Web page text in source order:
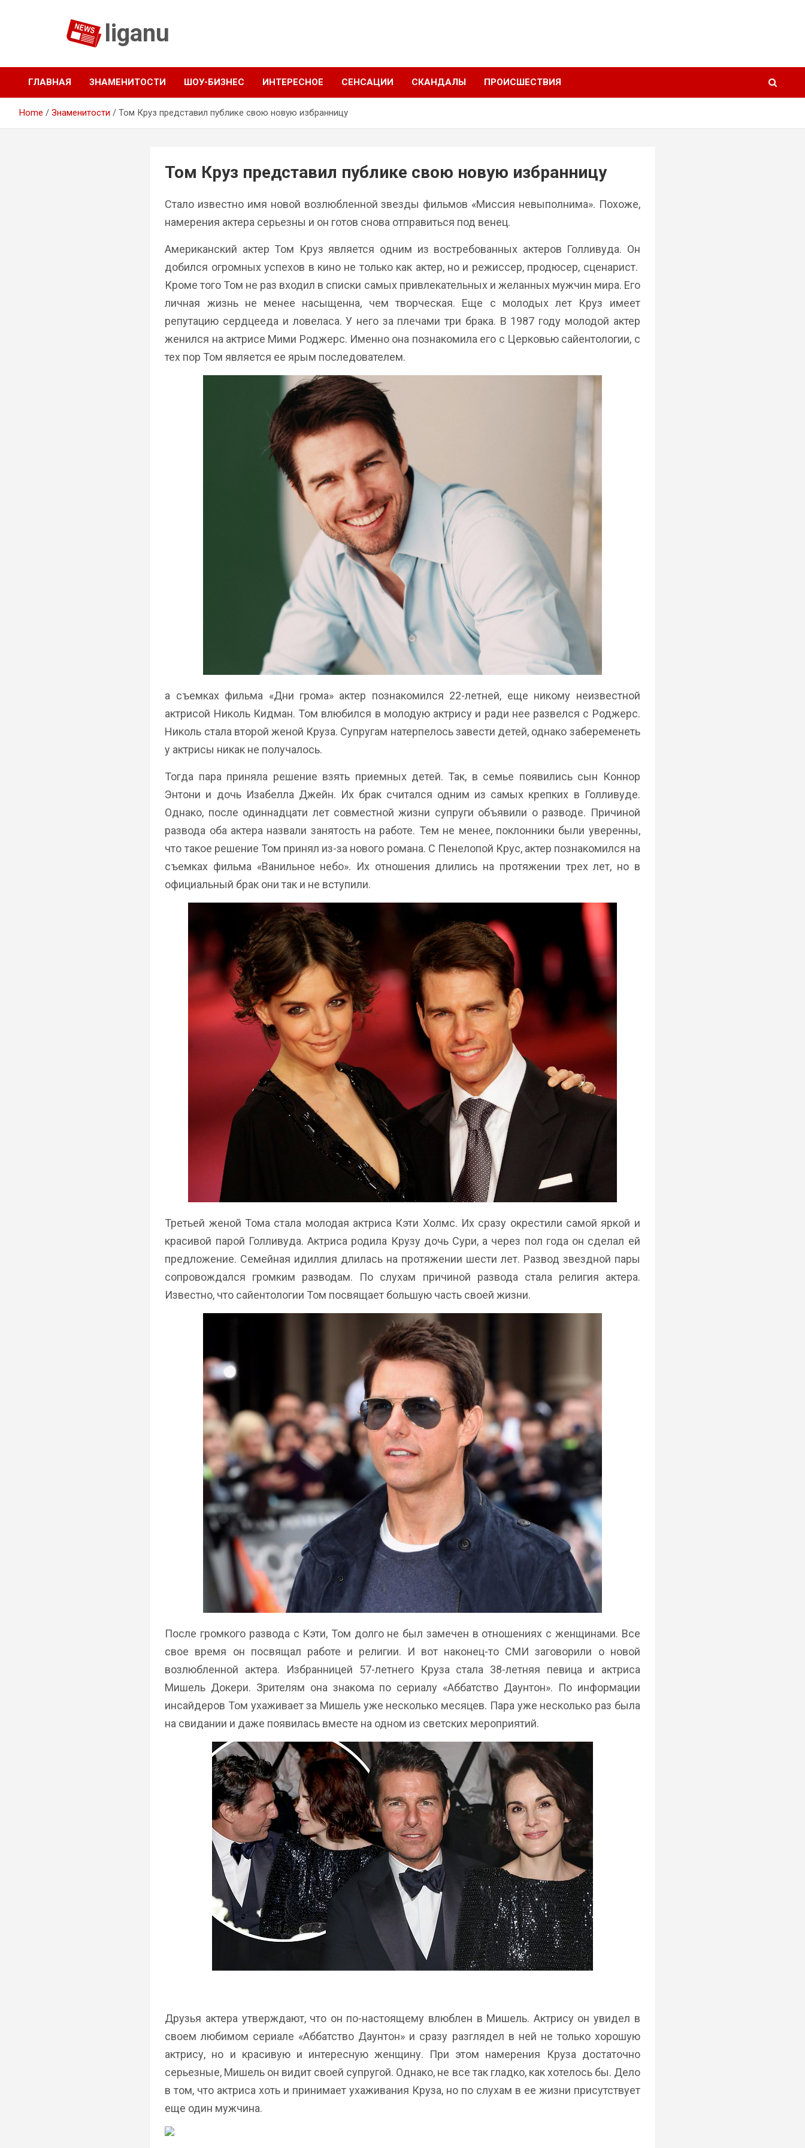
liganu
ГЛАВНАЯ ЗНАМЕНИТОСТИ ШОУ-БИЗНЕС ИНТЕРЕСНОЕ СЕНСАЦИИ СКАНДАЛЫ ПРОИСШЕСТВИЯ
Home Знаменитости Том Круз представил публике свою новую избранницу
Том Круз представил публике свою новую избранницу
Стало известно имя новой возлюбленной звезды фильмов «Миссия невыполнима». Похоже,
намерения актера серьезны и он готов снова отправиться под венец.
Американский актер Том Круз является одним из востребованных актеров Голливуда. Он
добился огромных успехов в кино не только как актер, но и режиссер, продюсер, сценарист.
Кроме того Том не раз входил в списки самых привлекательных и желанных мужчин мира. Его
личная жизнь не менее насыщенна, чем творческая. Еще с молодых лет Круз имеет
репутацию сердцееда и ловеласа. У него за плечами три брака. В 1987 году молодой актер
женился на актрисе Мими Роджерс. Именно она познакомила его с Церковью сайентологии, с
тех пор Том является ее ярым последователем.
а съемках фильма «Дни грома» актер познакомился 22-летней, еще никому неизвестной
актрисой Николь Кидман. Том влюбился в молодую актрису и ради нее развелся с Роджерс.
Николь стала второй женой Круза. Супругам натерпелось завести детей, однако забеременеть
у актрисы никак не получалось.
Тогда пара приняла решение взять приемных детей. Так, в семье появились сын Коннор
Энтони и дочь Изабелла Джейн. Их брак считался одним из самых крепких в Голливуде.
Однако, после одиннадцати лет совместной жизни супруги объявили о разводе. Причиной
развода оба актера назвали занятость на работе. Тем не менее, поклонники были уверенны,
что такое решение Том принял из-за нового романа. С Пенелопой Крус, актер познакомился на
съемках фильма «Ванильное небо». Их отношения длились на протяжении трех лет, но в
официальный брак они так и не вступили.
Третьей женой Тома стала молодая актриса Кэти Холмс. Их сразу окрестили самой яркой и
красивой парой Голливуда. Актриса родила Крузу дочь Сури, а через пол года он сделал ей
предложение. Семейная идиллия длилась на протяжении шести лет. Развод звездной пары
сопровождался громким разводам. По слухам причиной развода стала религия актера.
Известно, что сайентологии Том посвящает большую часть своей жизни.
После громкого развода с Кэти, Том долго не был замечен в отношениях с женщинами. Все
свое время он посвящал работе и религии. И вот наконец-то СМИ заговорили о новой
возлюбленной актера. Избранницей 57-летнего Круза стала 38-летняя певица и актриса
Мишель Докери. Зрителям она знакома по сериалу «Аббатство Даунтон». По информации
инсайдеров Том ухаживает за Мишель уже несколько месяцев. Пара уже несколько раз была
на свидании и даже появилась вместе на одном из светских мероприятий.
Друзья актера утверждают, что он по-настоящему влюблен в Мишель. Актрису он увидел в
своем любимом сериале «Аббатство Даунтон» и сразу разглядел в ней не только хорошую
актрису, но и красивую и интересную женщину. При этом намерения Круза достаточно
серьезные, Мишель он видит своей супругой. Однако, не все так гладко, как хотелось бы. Дело
в том, что актриса хоть и принимает ухаживания Круза, но по слухам в ее жизни присутствует
еще один мужчина.